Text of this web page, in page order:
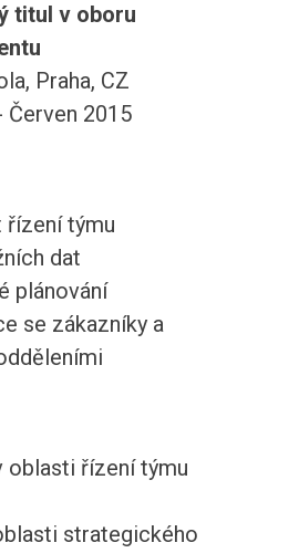
titul v oboru
Praha, CZ
Červen 2015
řízení týmu
dat
plánování
se zákazníky a
oblasti řízení týmu
strategického